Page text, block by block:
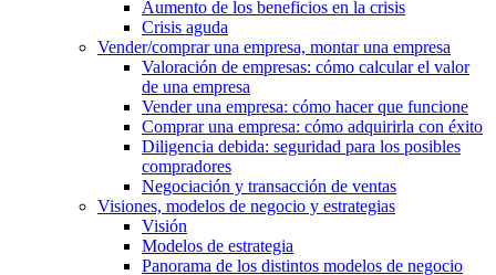
Aumento de los beneficios en la crisis
Crisis aguda
Vender/comprar una empresa, montar una empresa
Valoración de empresas: cómo calcular el valor
de una empresa
Vender una empresa: cómo hacer que funcione
Comprar una empresa: cómo adquirirla con éxito
Diligencia debida: seguridad para los posibles
compradores
Negociación y transacción de ventas
Visiones, modelos de negocio y estrategias
Visión
Modelos de estrategia
Panorama de los distintos modelos de negocio